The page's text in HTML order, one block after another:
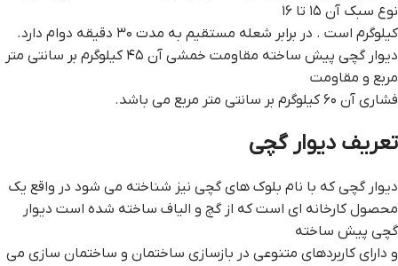
نوع سبک آن ۱۵ تا ۱۶
کیلوگرم است . در برابر شعله مستقیم به مدت ۳۰ دقیقه دوام دارد.
ديوار گچي پيش ساخته مقاومت خمشی آن ۴۵ کیلوگرم بر سانتی متر
مربع و مقاومت
فشاری آن ۶۰ کیلوگرم بر سانتی متر مربع می باشد.
تعریف دیوار گچی
دیوار گچی که با نام بلوک های گچی نیز شناخته می شود در واقع یک
محصول کارخانه ای است که از گچ و الیاف ساخته شده است ديوار
گچي پيش ساخته
و دارای کاربردهای متنوعی در بازسازی ساختمان و ساختمان سازی می